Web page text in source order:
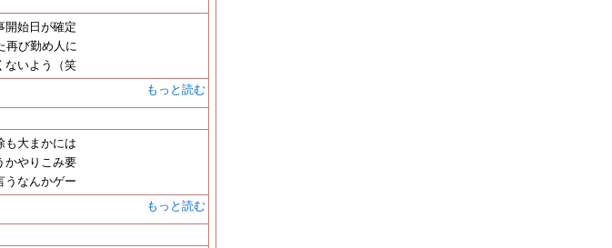
開始日が確定
再び勤め人に
ないよう（笑
もっと読む
も大まかには
かやりこみ要
うなんかゲー
もっと読む